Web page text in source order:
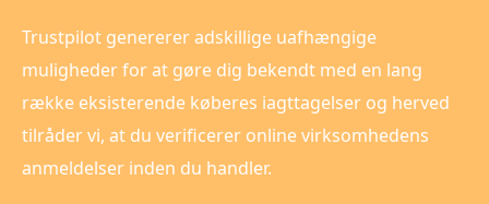
Trustpilot genererer adskillige uafhængige
muligheder for at gøre dig bekendt med en lang
række eksisterende køberes iagttagelser og herved
tilråder vi, at du verificerer online virksomhedens
anmeldelser inden du handler.